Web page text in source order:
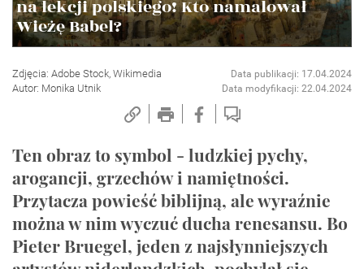
na lekcji polskiego! Kto namalował
Wieżę Babel?
Zdjęcia: Adobe Stock, Wikimedia
Autor: Monika Utnik
Data publikacji: 17.04.2024
Data modyfikacji: 22.04.2024
Ten obraz to symbol - ludzkiej pychy,
arogancji, grzechów i namiętności.
Przytacza powieść biblijną, ale wyraźnie
można w nim wyczuć ducha renesansu. Bo
Pieter Bruegel, jeden z najsłynniejszych